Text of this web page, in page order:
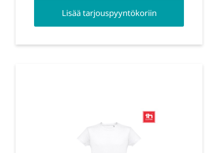
Lisää tarjouspyyntökoriin